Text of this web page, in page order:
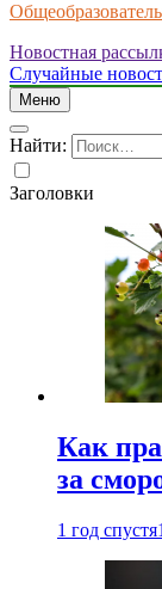
Новостная
Случайные
Меню
Найти:
Заголовки
Как
за
1 год спустя